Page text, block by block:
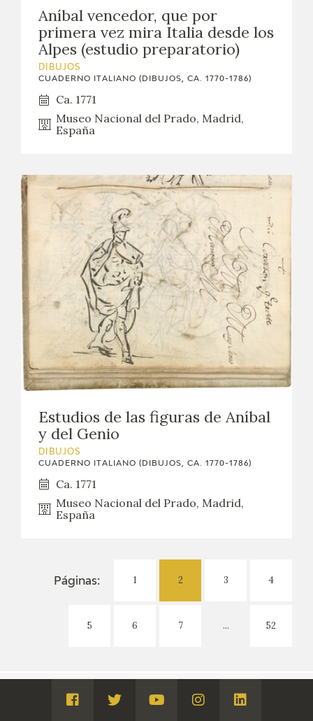
Aníbal vencedor, que por
primera vez mira Italia desde los
Alpes (estudio preparatorio)
DIBUJOS
CUADERNO ITALIANO (DIBUJOS, CA. 1770-1786)
Ca. 1771
Museo Nacional del Prado, Madrid,
España
Estudios de las figuras de Aníbal
y del Genio
DIBUJOS
CUADERNO ITALIANO (DIBUJOS, CA. 1770-1786)
Ca. 1771
Museo Nacional del Prado, Madrid,
España
Páginas: 1 2 3 4
5 6 7 ... 52
FUNDACIÓN GOYA EN ARAGÓN© 2007 - 2026
Visita
Visita
Visita
Visita
Visita